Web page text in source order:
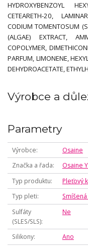
HYDROXYBENZOYL
CETEARETH-20,
CODIUM TOMENTOSUM
(ALGAE) EXTRACT,
COPOLYMER,
PARFUM, LIMONENE,
DEHYDROACETATE,
Výrobce a
Parametry
Výrobce
Osaine
Značka a řada
Osaine
Typ produktu
Pleťový
Typ pleti
Sulfáty
(SLES/SLS)
Ne
Silikony
Ano